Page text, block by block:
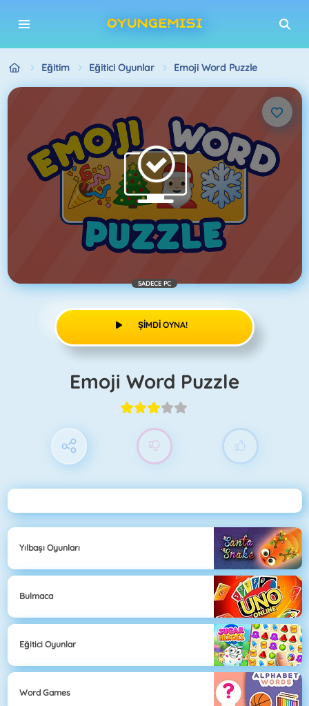
Eğitim Eğitici Oyunlar Emoji Word Puzzle
SADECE PC
ŞIMDI OYNA!
Emoji Word Puzzle
Yılbaşı Oyunları
Bulmaca
Eğitici Oyunlar
Word Games